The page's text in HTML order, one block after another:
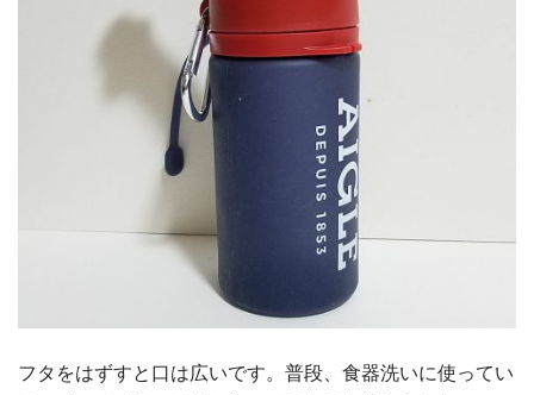
フタをはずすと口は広いです。普段、食器洗いに使ってい